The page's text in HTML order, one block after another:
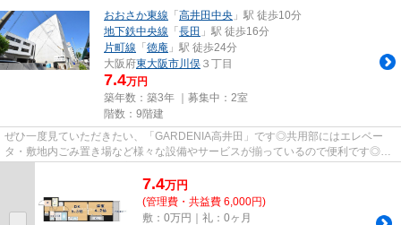
おおさか東線 「高井田中央 」駅 徒歩10分
地下鉄中央線 「長田 」駅 徒歩16分
片町線 「徳庵 」駅 徒歩24分
大阪府東大阪市川俣 ３丁目
7.4万円
築年数：築3年 ｜募集中： 2室
階数：9階建
ぜひ一度見ていただきたい、「GARDENIA高井田」です◎共用部にはエレベー
タ・敷地内ごみ置き場など様々な設備やサービスが揃っているので便利です◎新
しいのでこだわりの多い方にもおす...
7.4万円
(管理費・共益費 6,000円)
敷：0万円｜礼：0ヶ月